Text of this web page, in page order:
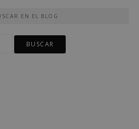
EN EL BLOG